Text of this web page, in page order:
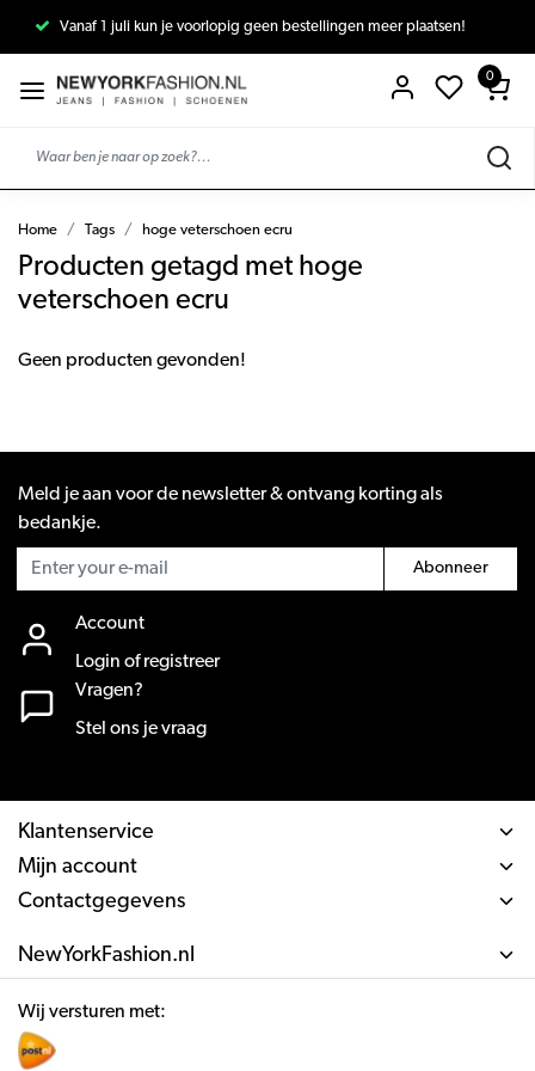
Vanaf 1 juli kun je voorlopig geen bestellingen meer plaatsen!
0
Home Tags hoge veterschoen ecru
Producten getagd met hoge
veterschoen ecru
Geen producten gevonden!
Meld je aan voor de newsletter & ontvang korting als
bedankje.
Abonneer
Account
Login of registreer
Vragen?
Stel ons je vraag
Klantenservice
Mijn account
Contactgegevens
NewYorkFashion.nl
Wij versturen met: